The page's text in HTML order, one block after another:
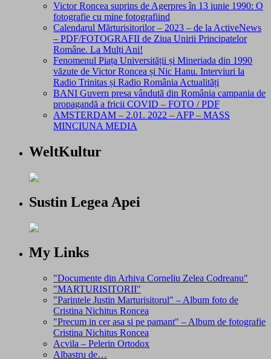
Victor Roncea suprins de Agerpres în 13 iunie 1990: O
fotografie cu mine fotografiind
Calendarul Mărturisitorilor – 2023 – de la ActiveNews
– PDF/FOTOGRAFII de Ziua Unirii Principatelor
Române. La Mulți Ani!
Fenomenul Piața Universității și Mineriada din 1990
văzute de Victor Roncea și Nic Hanu. Interviuri la
Radio Trinitas și Radio România Actualități
BANI Guvern presa vândută din România campania de
propagandă a fricii COVID – FOTO / PDF
AMSTERDAM – 2.01. 2022 – AFP – MASS
MINCIUNA MEDIA
WeltKultur
Sustin Legea Apei
My Links
"Documente din Arhiva Corneliu Zelea Codreanu"
"MARTURISITORII"
"Parintele Justin Marturisitorul" – Album foto de
Cristina Nichitus Roncea
"Precum in cer asa si pe pamant" – Album de fotografie
Cristina Nichitus Roncea
Acvila – Pelerin Ortodox
Albastru de…